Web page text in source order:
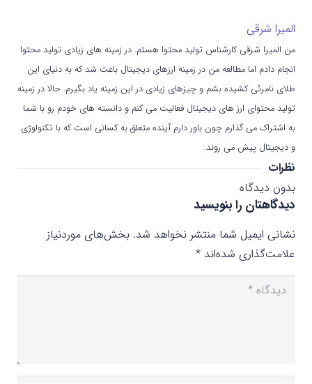
المیرا شرقی
من المیرا شرقی کارشناس تولید محتوا هستم. در زمینه های زیادی تولید محتوا
انجام دادم اما مطالعه من در زمینه ارزهای دیجیتال باعث شد که به دنیای این
طلای نامرئی کشیده بشم و چیزهای زیادی در این زمینه یاد بگیرم. حالا در زمینه
تولید محتوای ارز های دیجیتال فعالیت می کنم و دانسته های خودم رو با شما
به اشتراک می گذارم چون باور دارم آینده متعلق به کسانی است که با تکنولوژی
و دیجیتال پیش می روند.
نظرات
بدون دیدگاه
دیدگاهتان را بنویسید
نشانی ایمیل شما منتشر نخواهد شد. بخش‌های موردنیاز
علامت‌گذاری شده‌اند *